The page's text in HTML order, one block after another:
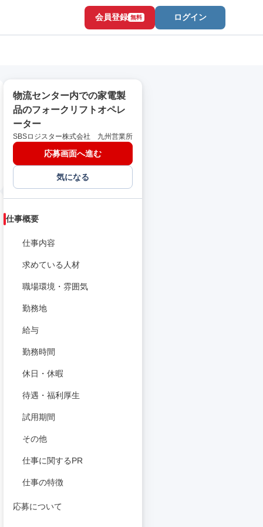
会員登録 無料 ログイン
物流センター内での家電製
品のフォークリフトオペレ
ーター
SBSロジスター株式会社 九州営業所
応募画面へ進む
気になる
仕事概要
仕事内容
求めている人材
職場環境・雰囲気
勤務地
給与
勤務時間
休日・休暇
待遇・福利厚生
試用期間
その他
仕事に関するPR
仕事の特徴
応募について